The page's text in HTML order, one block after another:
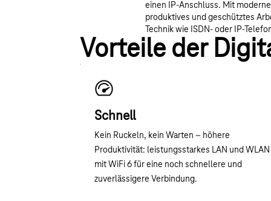
einen IP-Anschluss. Mit
produktives und geschütztes
Technik wie ISDN- oder IP-
Vorteile der
Schnell
Kein Ruckeln, kein Warten – höhere
Produktivität: leistungsstarkes LAN und WLAN
mit WiFi 6 für eine noch schnellere und
zuverlässigere Verbindung.